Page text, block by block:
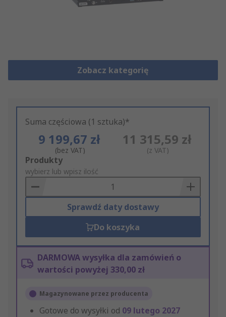
Zobacz kategorię
Suma częściowa (1 sztuka)*
9 199,67 zł
(bez VAT)
11 315,59 zł
(z VAT)
Add
to
Basket
Produkty
wybierz lub wpisz ilość
Sprawdź daty dostawy
Do koszyka
DARMOWA wysyłka dla zamówień o
wartości powyżej 330,00 zł
Magazynowane przez producenta
Gotowe do wysyłki od 09 lutego 2027